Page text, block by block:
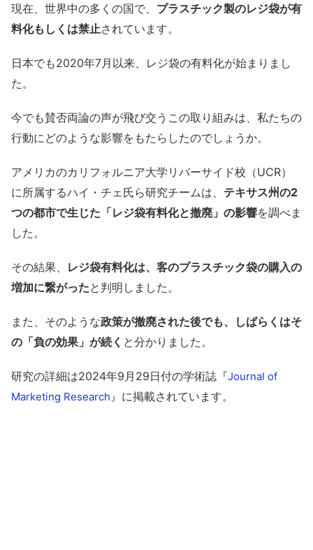
現在、世界中の多くの国で、 プラスチック製のレジ袋が有
料化もしくは禁止されています。
日本でも2020年7月以来、レジ袋の有料化が始まりまし
た。
今でも賛否両論の声が飛び交うこの取り組みは、私たちの
行動にどのような影響をもたらしたのでしょうか。
アメリカのカリフォルニア大学リバーサイド校（UCR）
に所属するハイ・チェ氏ら研究チームは、 テキサス州の2
つの都市で生じた「レジ袋有料化と撤廃」の影響を調べま
した。
その結果、 レジ袋有料化は、客のプラスチック袋の購入の
増加に繋がったと判明しました。
また、そのような政策が撤廃された後でも、しばらくはそ
の「負の効果」が続く と分かりました。
研究の詳細は2024年9月29日付の学術誌『Journal of
Marketing Research 』に掲載されています。